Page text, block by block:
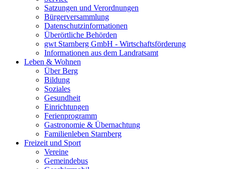
Satzungen und Verordnungen
Bürgerversammlung
Datenschutzinformationen
Überörtliche Behörden
gwt Starnberg GmbH - Wirtschaftsförderung
Informationen aus dem Landratsamt
Leben & Wohnen
Über Berg
Bildung
Soziales
Gesundheit
Einrichtungen
Ferienprogramm
Gastronomie & Übernachtung
Familienleben Starnberg
Freizeit und Sport
Vereine
Gemeindebus